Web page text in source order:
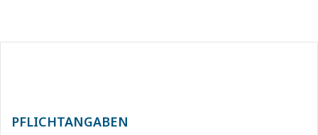
PFLICHTANGABEN